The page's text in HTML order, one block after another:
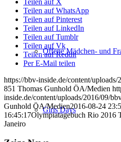
Offene Mädchen- und
Girls Days
Teilen auf X
Teilen auf WhatsApp
Teilen auf Pinterest
Teilen auf LinkedIn
Teilen auf Tumblr
Teilen auf Vk
Teilen auf Reddit
Per E-Mail teilen
https://bbv-inside.de/content/
851 Thomas Gunhold ÖA/Medien
inside.de/content/uploads/2016/09/
Gunhold ÖA/Medien2016-08-24
16:45:17Olympiatagebuch Rio 2016
Janeiro